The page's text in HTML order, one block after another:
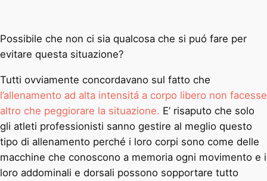
Possibile che non ci sia qualcosa che si puó fare per
evitare questa situazione?
Tutti ovviamente concordavano sul fatto che
l’allenamento ad alta intensitá a corpo libero non facesse
altro che peggiorare la situazione. E’ risaputo che solo
gli atleti professionisti sanno gestire al meglio questo
tipo di allenamento perché i loro corpi sono come delle
macchine che conoscono a memoria ogni movimento e i
loro addominali e dorsali possono sopportare tutto